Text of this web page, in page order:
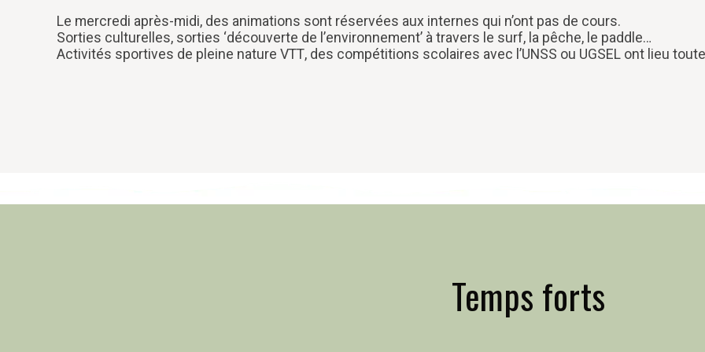
Le mercredi après-midi, des animations sont réservées aux internes qui n’ont pas de cours.
Sorties culturelles, sorties ‘découverte de l’environnement’ à travers le surf, la pêche, le paddle…
Activités sportives de pleine nature VTT, des compétitions scolaires avec l’UNSS ou UGSEL ont lieu toute
Temps forts